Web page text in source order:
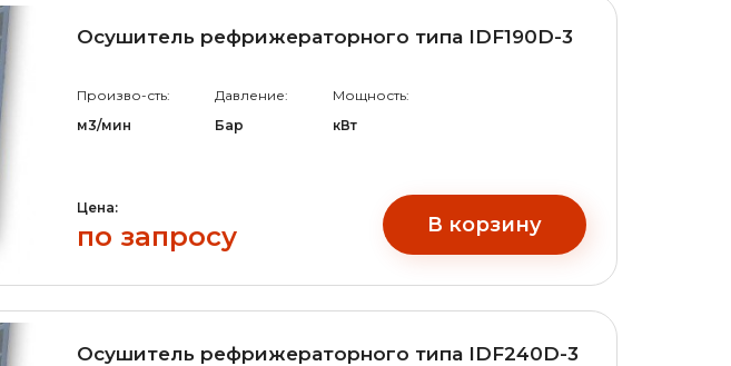
Осушитель рефрижераторного типа IDF190D-3
Произво-сть:
м3/мин
Давление:
Бар
Мощность:
кВт
Цена:
по запросу В корзину
Осушитель рефрижераторного типа IDF240D-3